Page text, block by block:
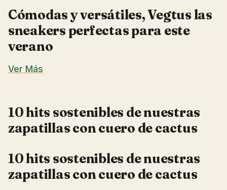
Cómodas y versátiles, Vegtus las
sneakers perfectas para este
verano
Ver Más
10 hits sostenibles de nuestras
zapatillas con cuero de cactus
10 hits sostenibles de nuestras
zapatillas con cuero de cactus